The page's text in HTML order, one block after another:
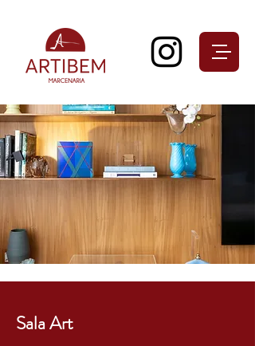
Sala Art